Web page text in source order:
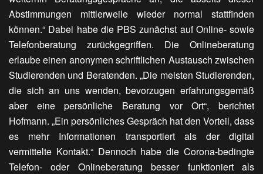
Abstimmungen mittlerweile wieder normal stattfinden
können.“ Dabei habe die PBS zunächst auf Online- sowie
Telefonberatung zurückgegriffen. Die Onlineberatung
erlaube einen anonymen schriftlichen Austausch zwischen
Studierenden und Beratenden. „Die meisten Studierenden,
die sich an uns wenden, bevorzugen erfahrungsgemäß
aber eine persönliche Beratung vor Ort“, berichtet
Hofmann. „Ein persönliches Gespräch hat den Vorteil, dass
es mehr Informationen transportiert als der digital
vermittelte Kontakt.“ Dennoch habe die Corona-bedingte
Telefon- oder Onlineberatung besser funktioniert als